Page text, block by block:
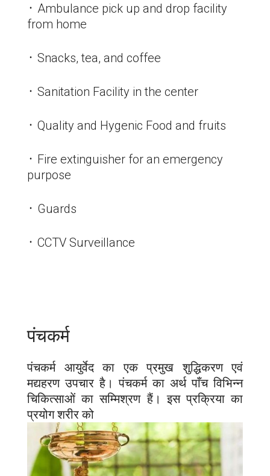
᛫ Ambulance pick up and drop facility
from home
᛫ Snacks, tea, and coffee
᛫ Sanitation Facility in the center
᛫ Quality and Hygenic Food and fruits
᛫ Fire extinguisher for an emergency
purpose
᛫ Guards
᛫ CCTV Surveillance
पंचकर्म
पंचकर्म आयुर्वेद का एक प्रमुख शुद्धिकरण एवं
मद्यहरण उपचार है। पंचकर्म का अर्थ पाँच विभिन्न
चिकित्साओं का सम्मिश्रण हैं। इस प्रक्रिया का
प्रयोग शरीर को